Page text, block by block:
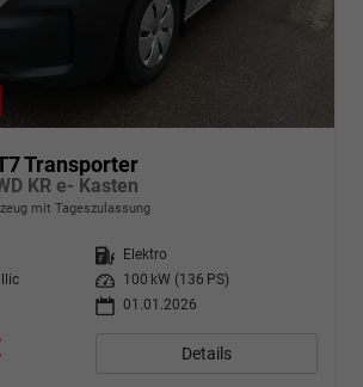
Transporter
KR e- Kasten
mit Tageszulassung
Kraftstoff
Elektro
Leistung
100 kW (136 PS)
01.01.2026
Details